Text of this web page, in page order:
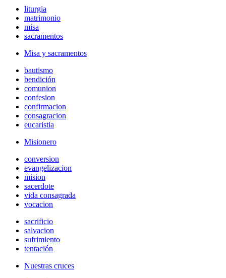
liturgia
matrimonio
misa
sacramentos
Misa y sacramentos
bautismo
bendición
comunion
confesion
confirmacion
consagracion
eucaristia
Misionero
conversion
evangelizacion
mision
sacerdote
vida consagrada
vocacion
sacrificio
salvacion
sufrimiento
tentación
Nuestras cruces